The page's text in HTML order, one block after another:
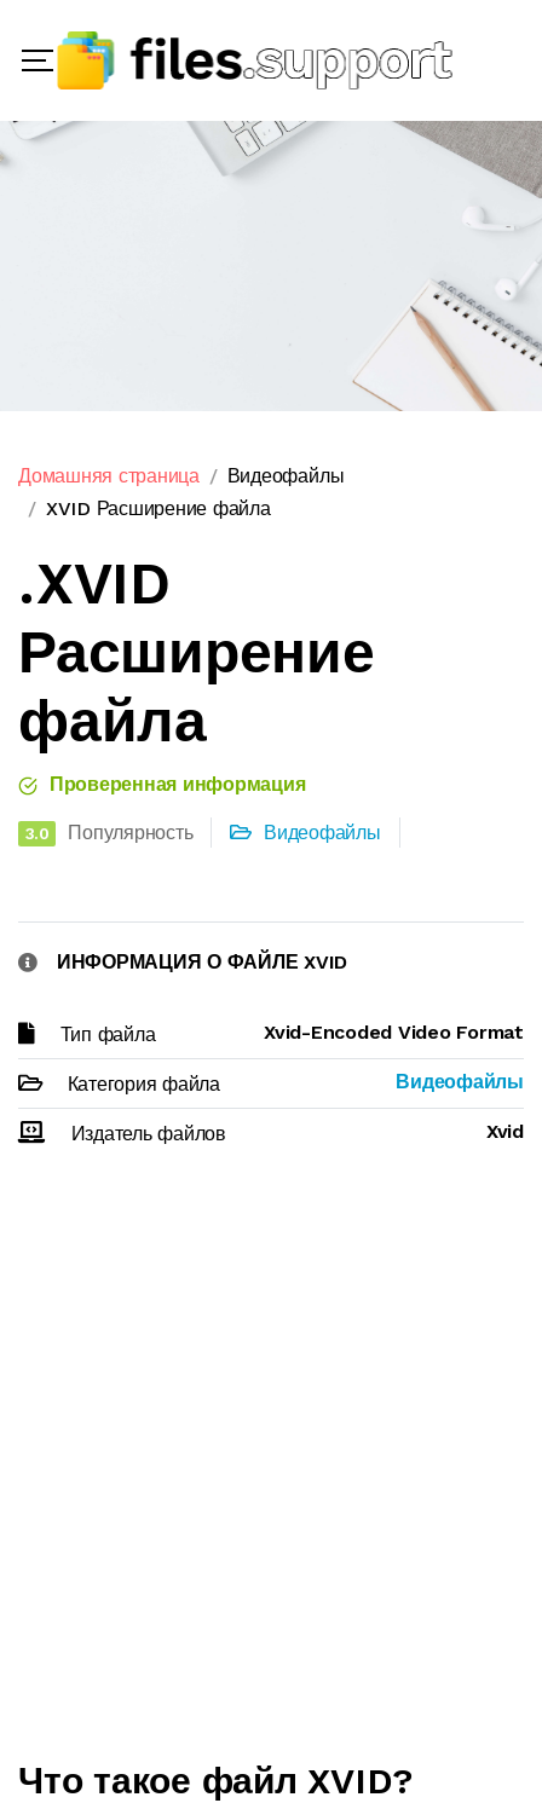
Домашняя страница
Видеофайлы
XVID Расширение файла
.XVID
Расширение
файла
Проверенная информация
3.0 Популярность Видеофайлы
ИНФОРМАЦИЯ О ФАЙЛЕ XVID
Тип файла Xvid-Encoded Video Format
Категория файла Видеофайлы
Издатель файлов Xvid
Что такое файл XVID?